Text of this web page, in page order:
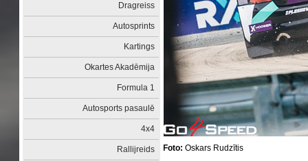
Dragreiss
Autosprints
Kartings
Okartes Akadēmija
Formula 1
Autosports pasaulē
4x4
Rallijreids Foto: Oskars Rudzītis